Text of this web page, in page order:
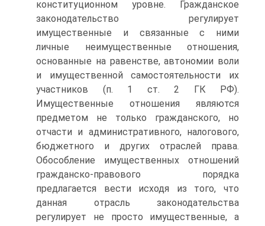
конституционном уровне. Гражданское
законодательство регулирует
имущественные и связанные с ними
личные неимущественные отношения,
основанные на равенстве, автономии воли
и имущественной самостоятельности их
участников (п. 1 ст. 2 ГК РФ).
Имущественные отношения являются
предметом не только гражданского, но
отчасти и административного, налогового,
бюджетного и других отраслей права.
Обособление имущественных отношений
гражданско-правового порядка
предлагается вести исходя из того, что
данная отрасль законодательства
регулирует не просто имущественные, а